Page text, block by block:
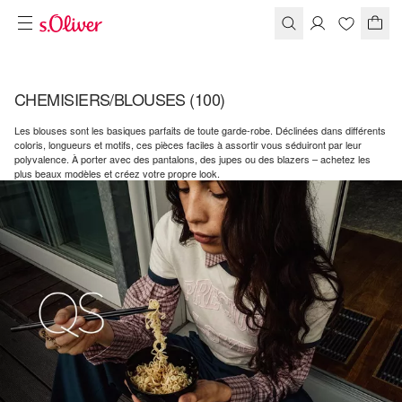
CHEMISIERS/BLOUSES (100)
Les blouses sont les basiques parfaits de toute garde-robe. Déclinées dans différents
coloris, longueurs et motifs, ces pièces faciles à assortir vous séduiront par leur
polyvalence. À porter avec des pantalons, des jupes ou des blazers – achetez les
plus beaux modèles et créez votre propre look.